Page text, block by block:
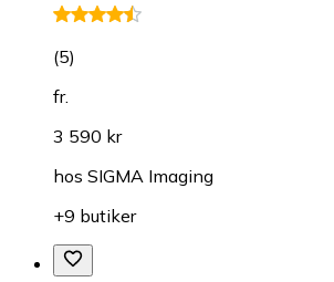
(5)
fr.
3 590 kr
hos SIGMA Imaging
+9 butiker